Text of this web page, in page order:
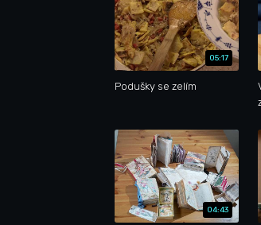
05:17
Podušky se zelím
04:43